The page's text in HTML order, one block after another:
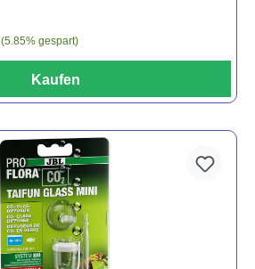
(5.85% gespart)
Kaufen